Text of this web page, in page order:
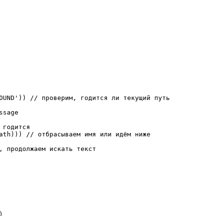
// проверим, годится ли текущий путь
// отбрасываем имя или идём ниже
искать текст